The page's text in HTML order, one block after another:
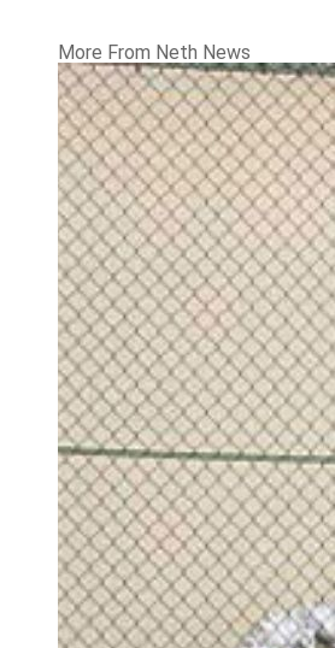
More From Neth News